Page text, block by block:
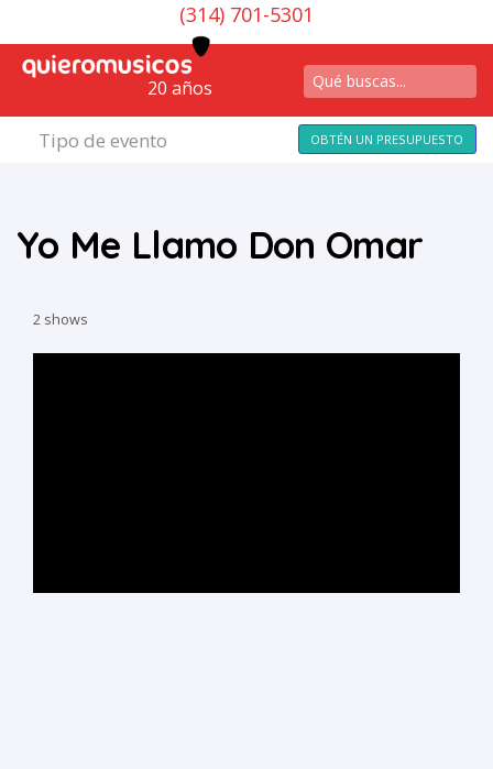
(314) 701-5301
20 años
Tipo de evento OBTÉN UN PRESUPUESTO
Yo Me Llamo Don Omar
2 shows